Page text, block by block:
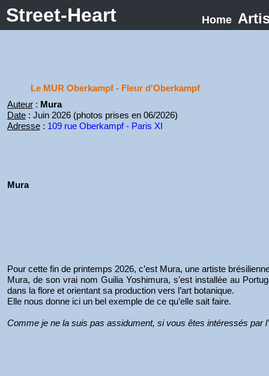
Street-Heart Home
Le MUR Oberkampf - Fleur d'Oberkampf
Auteur: Mura
Date: Juin 2026 (photos prises en 06/2026)
Adresse: 109 rue Oberkampf - Paris XI
Mura
Pour cette fin de printemps 2026, c’est Mura, une artiste
Mura, de son vrai nom Guilia Yoshimura, s’est installée au
dans la flore et orientant sa production vers l’art botanique.
Elle nous donne ici un bel exemple de ce qu’elle sait faire.
Comme je ne la suis pas assidument, si vous êtes intéressés par